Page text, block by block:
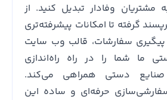
مشتریان وفادار تبدیل کنید. از
گرفته تا امکانات پیشرفته‌تری
سفارشات، قالب وب سایت
ما شما را در راه راه‌اندازی
صنایع دستی همراهی می‌کند.
حرفه‌ای و ساده این